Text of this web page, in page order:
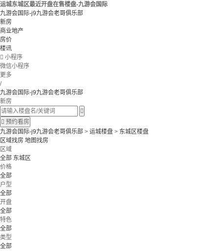
运城东城区最近开盘在售楼盘-九游会国际
九游会国际-j9九游会老哥俱乐部
新房
商业地产
房价
楼讯
 小程序
微信小程序
更多
/
九游会国际-j9九游会老哥俱乐部
新房

 预约看房
九游会国际-j9九游会老哥俱乐部 > 运城楼盘 > 东城区楼盘
区域找房 地图找房
区域
全部 东城区
价格
全部
户型
全部
开盘
全部
特色
全部
类型
全部